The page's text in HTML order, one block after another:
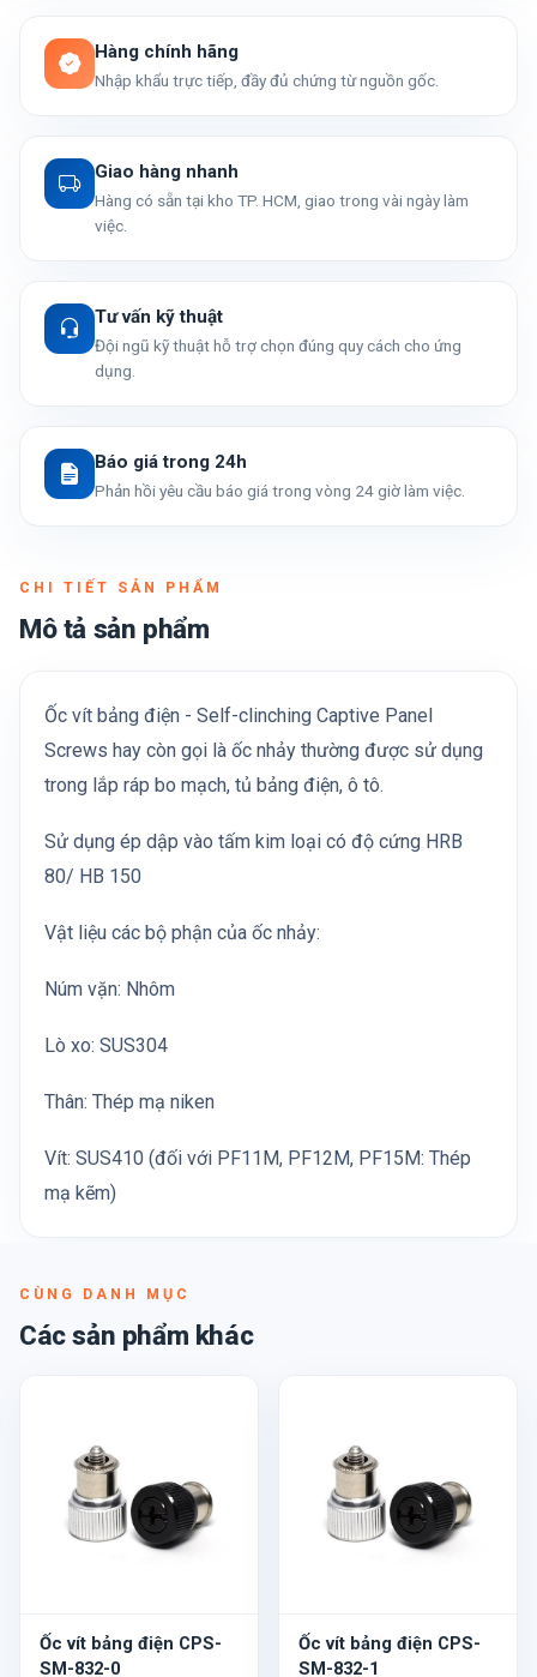
Hàng chính hãng
Nhập khẩu trực tiếp, đầy đủ chứng từ nguồn gốc.
Giao hàng nhanh
Hàng có sẵn tại kho TP. HCM, giao trong vài ngày làm
việc.
Tư vấn kỹ thuật
Đội ngũ kỹ thuật hỗ trợ chọn đúng quy cách cho ứng
dụng.
Báo giá trong 24h
Phản hồi yêu cầu báo giá trong vòng 24 giờ làm việc.
CHI TIẾT SẢN PHẨM
Mô tả sản phẩm
Ốc vít bảng điện - Self-clinching Captive Panel
Screws hay còn gọi là ốc nhảy thường được sử dụng
trong lắp ráp bo mạch, tủ bảng điện, ô tô.
Sử dụng ép dập vào tấm kim loại có độ cứng HRB
80/ HB 150
Vật liệu các bộ phận của ốc nhảy:
Núm vặn: Nhôm
Lò xo: SUS304
Thân: Thép mạ niken
Vít: SUS410 (đối với PF11M, PF12M, PF15M: Thép
mạ kẽm)
CÙNG DANH MỤC
Các sản phẩm khác
Ốc vít bảng điện CPS-
SM-832-0
Ốc vít bảng điện CPS-
SM-832-1